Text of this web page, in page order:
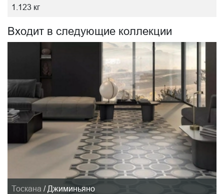
1.123 кг
Входит в следующие коллекции
Тоскана / Джиминьяно